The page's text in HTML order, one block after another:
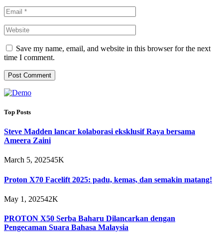
Save my name, email, and website in this browser for the next
time I comment.
Top Posts
Steve Madden lancar kolaborasi eksklusif Raya bersama
Ameera Zaini
March 5, 202545K
Proton X70 Facelift 2025: padu, kemas, dan semakin matang!
May 1, 202542K
PROTON X50 Serba Baharu Dilancarkan dengan
Pengecaman Suara Bahasa Malaysia